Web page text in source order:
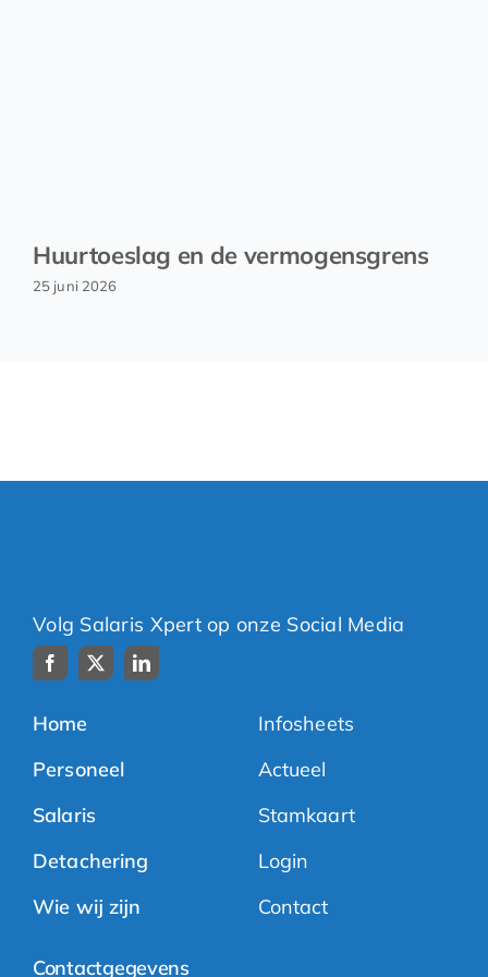
Huurtoeslag en de vermogensgrens
25 juni 2026
Volg Salaris Xpert op onze Social Media
Home
Personeel
Salaris
Detachering
Wie wij zijn
Infosheets
Actueel
Stamkaart
Login
Contact
Contactgegevens